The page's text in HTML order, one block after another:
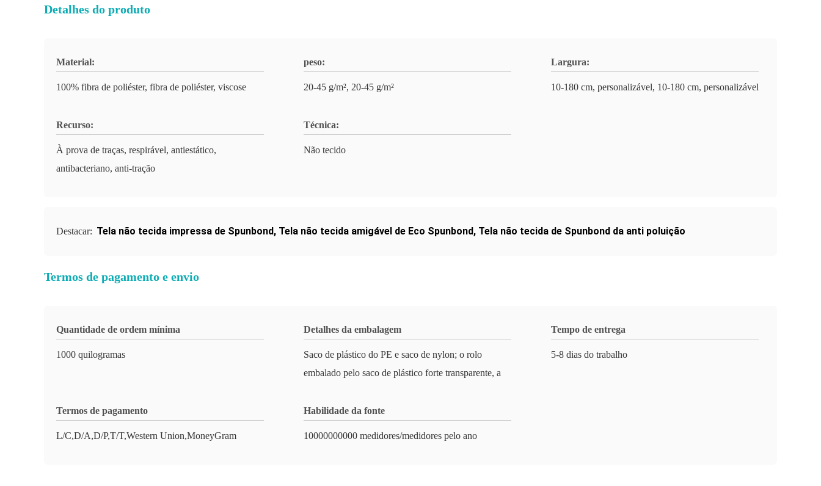
Detalhes do produto
Material:
100% fibra de poliéster, fibra de poliéster, viscose
peso:
20-45 g/m², 20-45 g/m²
Largura:
10-180 cm, personalizável, 10-180 cm, personalizável
Recurso:
À prova de traças, respirável, antiestático,
antibacteriano, anti-tração
Técnica:
Não tecido
Destacar: Tela não tecida impressa de Spunbond, Tela não tecida amigável de Eco Spunbond, Tela não tecida de Spunbond da anti poluição
Termos de pagamento e envio
Quantidade de ordem mínima
1000 quilogramas
Detalhes da embalagem
Saco de plástico do PE e saco de nylon; o rolo
embalado pelo saco de plástico forte transparente, a
Tempo de entrega
5-8 dias do trabalho
Termos de pagamento
L/C,D/A,D/P,T/T,Western Union,MoneyGram
Habilidade da fonte
10000000000 medidores/medidores pelo ano